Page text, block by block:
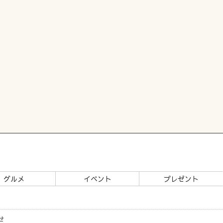
グルメ イベント プレゼント